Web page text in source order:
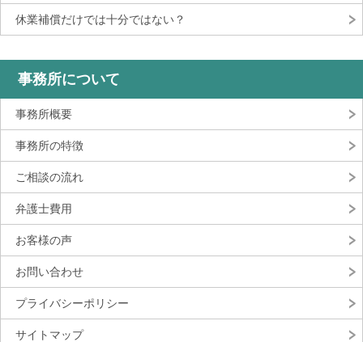
休業補償だけでは十分ではない？
事務所について
事務所概要
事務所の特徴
ご相談の流れ
弁護士費用
お客様の声
お問い合わせ
プライバシーポリシー
サイトマップ